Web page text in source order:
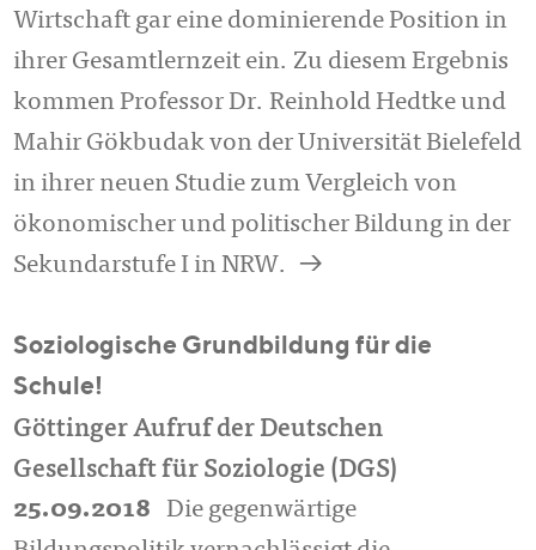
Wirtschaft gar eine dominierende Position in
ihrer Gesamtlernzeit ein. Zu diesem Ergebnis
kommen Professor Dr. Reinhold Hedtke und
Mahir Gökbudak von der Universität Bielefeld
in ihrer neuen Studie zum Vergleich von
ökonomischer und politischer Bildung in der
Sekundarstufe I in NRW.
a
Soziologische Grundbildung für die
Schule!
Göttinger Aufruf der Deutschen
Gesellschaft für Soziologie (DGS)
25.09.2018
Die gegenwärtige